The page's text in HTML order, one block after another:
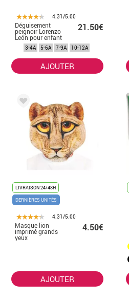
4.31/5.00
Déguisement
peignoir Lorenzo
León pour enfant
21.50€
3-4A 5-6A 7-9A 10-12A
AJOUTER
LIVRAISON 24/48H
DERNIÈRES UNITÉS
4.31/5.00
Masque lion
imprimé grands
yeux
4.50€
AJOUTER